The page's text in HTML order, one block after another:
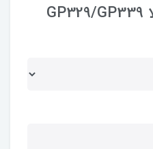
باطری بیسیم موتورولا GP329/GP339